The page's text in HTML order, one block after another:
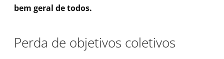
bem geral de todos.
Perda de objetivos coletivos